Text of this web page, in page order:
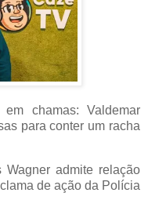
chamas: Valdemar
para conter um racha
admite relação
de ação da Polícia